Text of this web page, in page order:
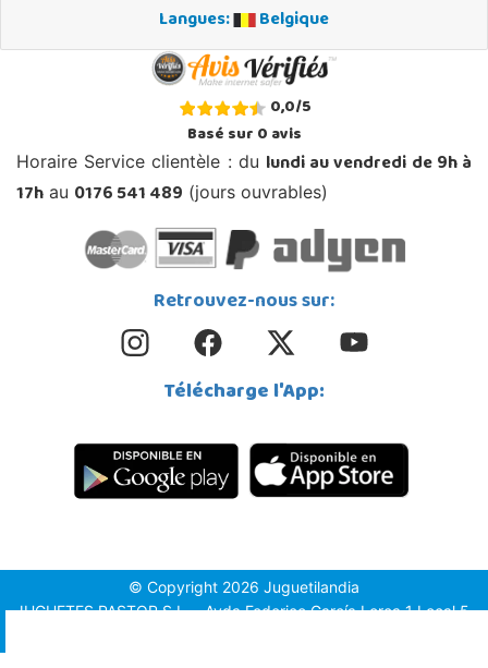
Langues:
Belgique
0,0/5
Basé sur0avis
Horaire Service clientèle : du lundi au vendredi de 9h à
17h au 0176 541 489 (jours ouvrables)
Retrouvez-nous sur:
Télécharge l'App:
© Copyright 2026 Juguetilandia
JUGUETES PASTOR S.L. - Avda.Federico García Lorca 1 Local 5,